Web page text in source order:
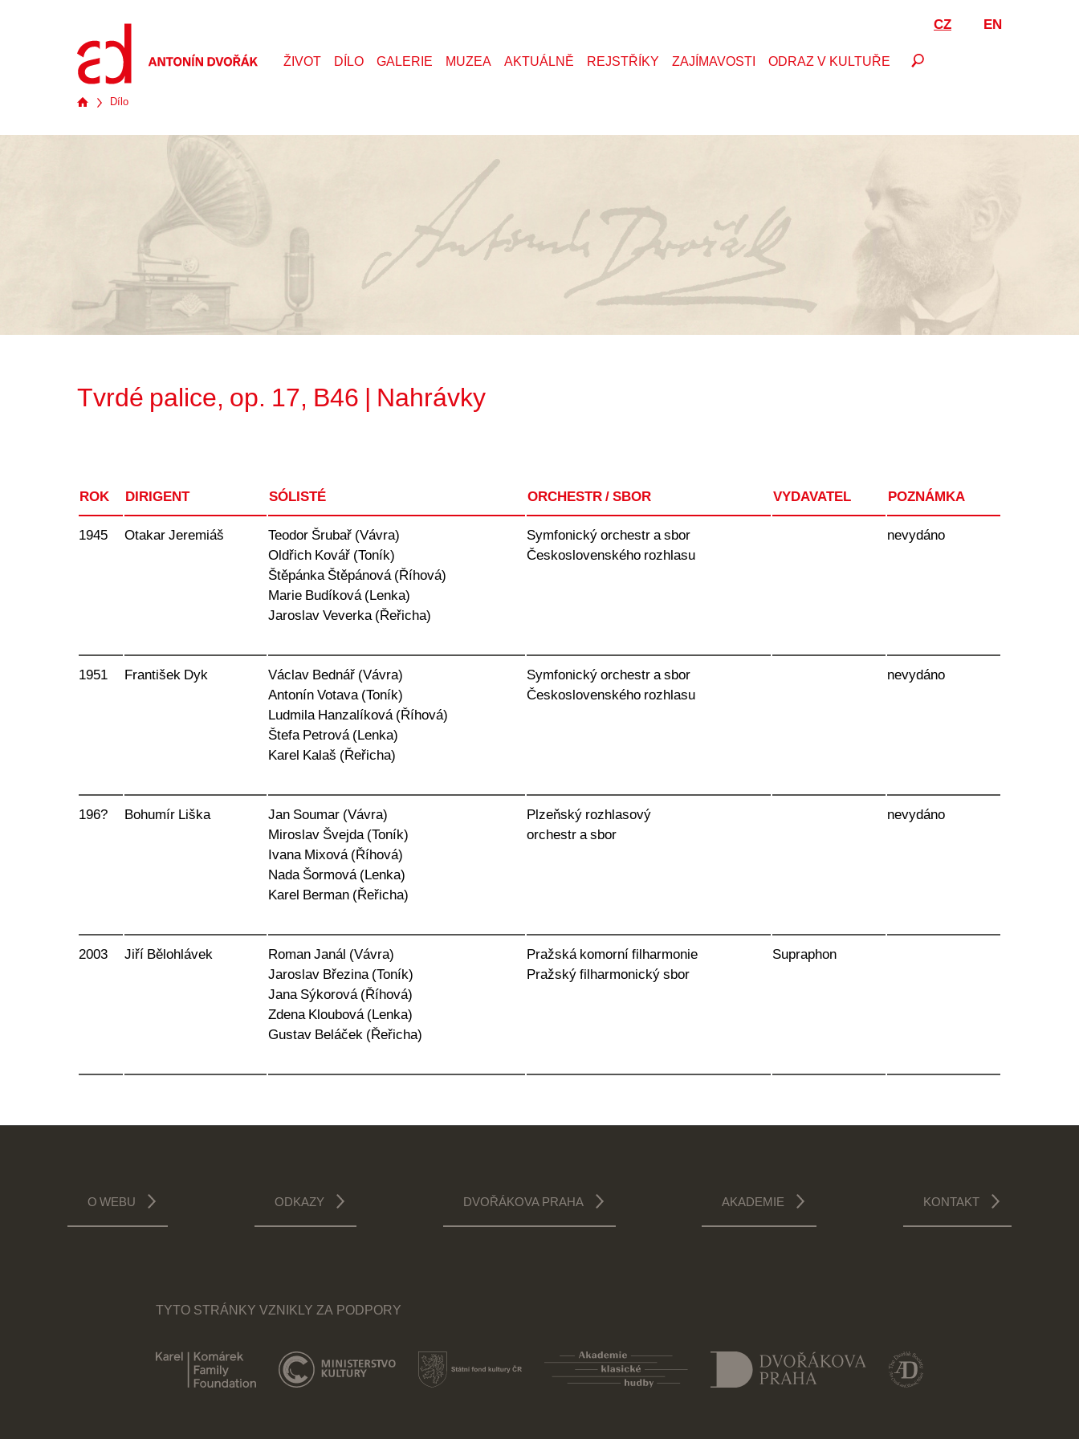
CZ EN
ŽIVOT DÍLO GALERIE MUZEA AKTUÁLNĚ REJSTŘÍKY ZAJÍMAVOSTI ODRAZ V KULTUŘE
Dílo
Tvrdé palice, op. 17, B46 | Nahrávky
ROK DIRIGENT SÓLISTÉ ORCHESTR / SBOR VYDAVATEL POZNÁMKA
1945 Otakar Jeremiáš
Teodor Šrubař (Vávra)
Oldřich Kovář (Toník)
Štěpánka Štěpánová (Říhová)
Marie Budíková (Lenka)
Jaroslav Veverka (Řeřicha)
Symfonický orchestr a sbor
Československého rozhlasu
nevydáno
1951 František Dyk
Václav Bednář (Vávra)
Antonín Votava (Toník)
Ludmila Hanzalíková (Říhová)
Štefa Petrová (Lenka)
Karel Kalaš (Řeřicha)
Symfonický orchestr a sbor
Československého rozhlasu
nevydáno
196? Bohumír Liška
Jan Soumar (Vávra)
Miroslav Švejda (Toník)
Ivana Mixová (Říhová)
Nada Šormová (Lenka)
Karel Berman (Řeřicha)
Plzeňský rozhlasový
orchestr a sbor
nevydáno
2003 Jiří Bělohlávek
Roman Janál (Vávra)
Jaroslav Březina (Toník)
Jana Sýkorová (Říhová)
Zdena Kloubová (Lenka)
Gustav Beláček (Řeřicha)
Pražská komorní filharmonie
Pražský filharmonický sbor
Supraphon
O WEBU ODKAZY DVOŘÁKOVA PRAHA AKADEMIE KONTAKT
TYTO STRÁNKY VZNIKLY ZA PODPORY